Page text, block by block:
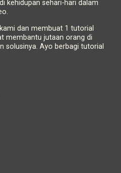
kehidupan sehari-hari dalam
dan membuat 1 tutorial
membantu jutaan orang di
solusinya. Ayo berbagi tutorial